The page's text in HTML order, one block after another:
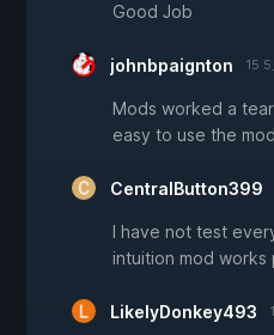
Good Job
johnbpaignton 15 5
Mods worked a
easy to use the
CentralButton399
I have not test
intuition mod
LikelyDonkey493